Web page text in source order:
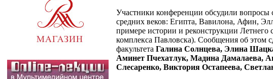
Участники конференции обсудили вопросы
средних веков: Египта, Вавилона, Афин,
примере истории и реконструкции Летнего
комплекса Павловска). Сообщения об этом
факультета Галина Солнцева, Элина
Аминет Пчехатлук, Мадина Дамалаева,
Слесаренко, Виктория Остапеева,